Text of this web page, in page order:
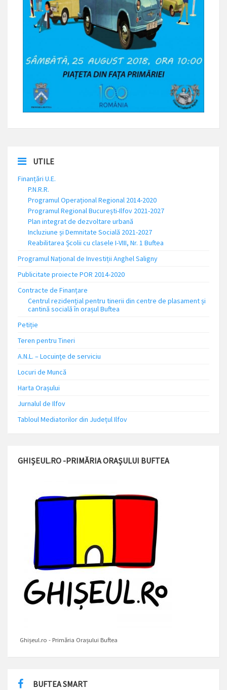
UTILE
Finanțări U.E.
P.N.R.R.
Programul Operațional Regional 2014-2020
Programul Regional București-Ilfov 2021-2027
Plan integrat de dezvoltare urbană
Incluziune și Demnitate Socială 2021-2027
Reabilitarea Școlii cu clasele I-VIII, Nr. 1 Buftea
Programul Național de Investiții Anghel Saligny
Publicitate proiecte POR 2014-2020
Contracte de Finanțare
Centrul rezidențial pentru tinerii din centre de plasament și
cantină socială în orașul Buftea
Petiție
Teren pentru Tineri
A.N.L. – Locuinţe de serviciu
Locuri de Muncă
Harta Orașului
Jurnalul de Ilfov
Tabloul Mediatorilor din Județul Ilfov
GHIȘEUL.RO -PRIMĂRIA ORAȘULUI BUFTEA
Ghișeul.ro - Primăria Orașului Buftea
BUFTEA SMART